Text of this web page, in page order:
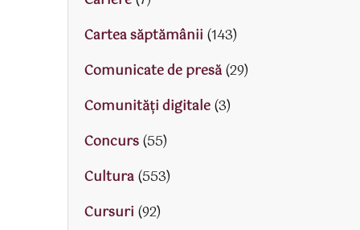
Cartea săptămânii (143)
Comunicate de presă(29)
Comunități digitale(3)
Concurs(55)
Cultura(553)
Cursuri (92)